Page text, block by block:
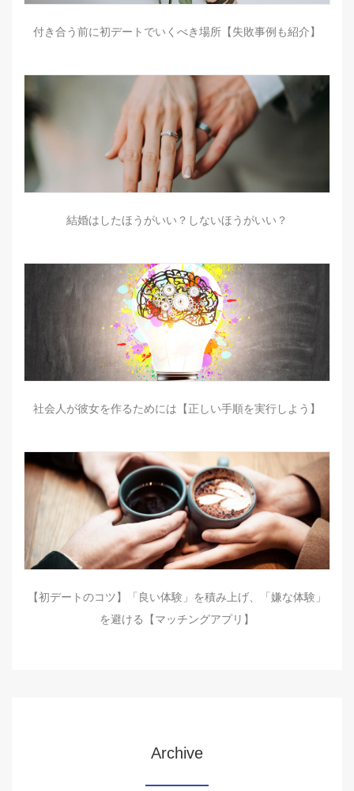
付き合う前に初デートでいくべき場所【失敗事例も紹介】
結婚はしたほうがいい？しないほうがいい？
社会人が彼女を作るためには【正しい手順を実行しよう】
【初デートのコツ】「良い体験」を積み上げ、「嫌な体験」
を避ける【マッチングアプリ】
Archive